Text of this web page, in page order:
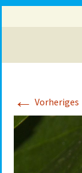
← Vorheriges